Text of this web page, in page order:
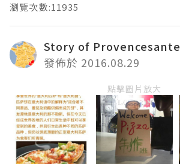
瀏覽次數:11935
Story of Provencesante
發佈於 2016.08.29
點擊圖片放大